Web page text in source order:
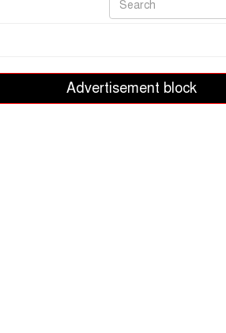
Advertisement block